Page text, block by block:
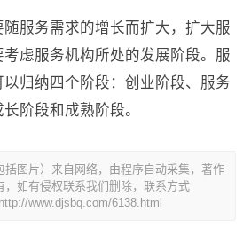
随服务需求的增长而扩大，扩大服
虑服务机构所处的发展阶段。服
归纳四个阶段：创业阶段、服务
阶段和成熟阶段。
括图片）来自网络，由程序自动采集，著作
，如有侵权联系我们删除，联系方式
www.djsbq.com/6138.html